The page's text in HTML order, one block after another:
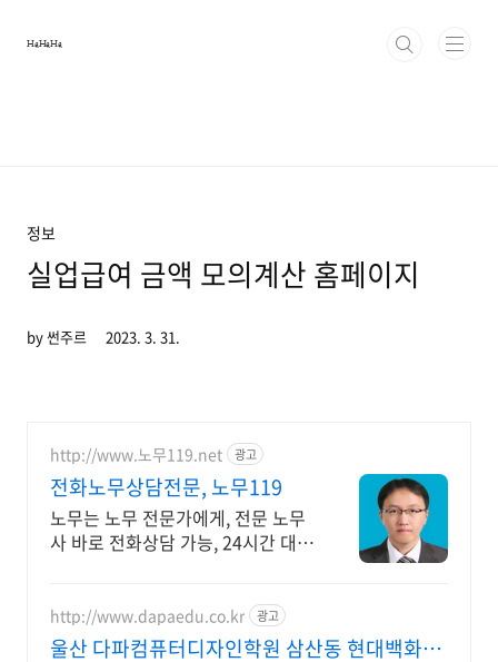
HaHaHa
정보
실업급여 금액 모의계산 홈페이지
by 썬주르 2023. 3. 31.
http://www.노무119.net 광고
전화노무상담전문, 노무119
노무는 노무 전문가에게, 전문 노무
사 바로 전화상담 가능, 24시간 대기
http://www.dapaedu.co.kr 광고
울산 다파컴퓨터디자인학원 삼산동 현대백화점